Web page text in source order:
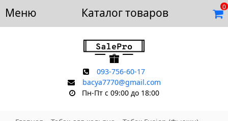
Меню Каталог товаров 0
Доставка и оплата Отзывы Скидки Контакты
093-756-60-17
bacya7770@gmail.com
Пн-Пт с 09:00 до 18:00